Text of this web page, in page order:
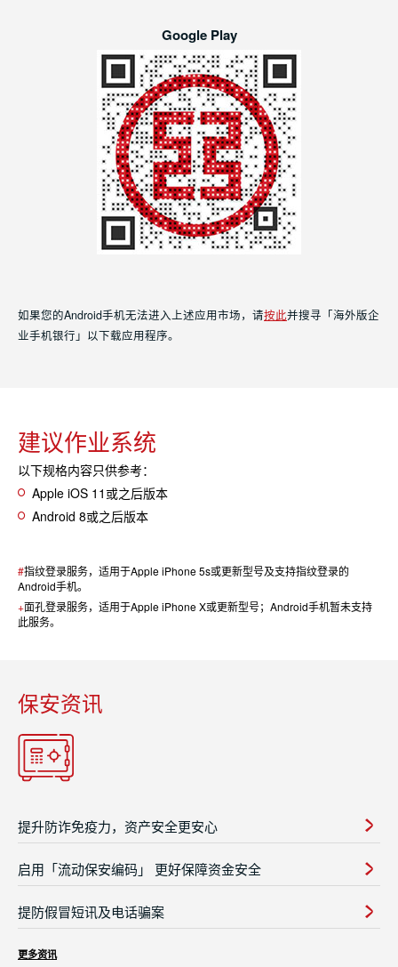
Google Play
如果您的Android手机无法进入上述应用市场，请按此并搜寻「海外版企
业手机银行」以下载应用程序。
建议作业系统
以下规格内容只供参考：
Apple iOS 11或之后版本
Android 8或之后版本
#指纹登录服务，适用于Apple iPhone 5s或更新型号及支持指纹登录的
Android手机。
+面孔登录服务，适用于Apple iPhone X或更新型号；Android手机暂未支持
此服务。
保安资讯
提升防诈免疫力，资产安全更安心
启用「流动保安编码」 更好保障资金安全
提防假冒短讯及电话骗案
更多资讯